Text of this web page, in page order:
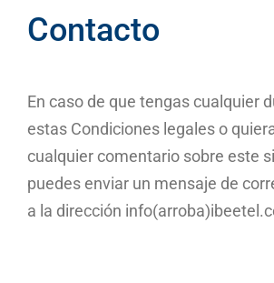
Contacto
En caso de que tengas cualquier
estas Condiciones legales o
cualquier comentario sobre este
puedes enviar un mensaje de
a la dirección